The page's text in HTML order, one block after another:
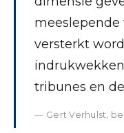
meeslepende
versterkt
tribunes en
Gert Verhulst,